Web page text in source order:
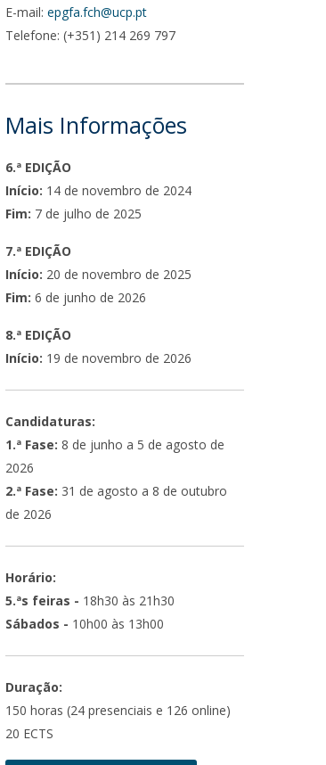
E-mail:epgfa.fch@ucp.pt
Telefone: (+351) 214 269 797
Mais Informações
6.ª EDIÇÃO
Início: 14 de novembro de 2024
Fim: 7 de julho de 2025
7.ª EDIÇÃO
Início: 20 de novembro de 2025
Fim:6 de junho de 2026
8.ª EDIÇÃO
Início: 19 de novembro de 2026
Candidaturas:
1.ª Fase:8 de junho a 5 de agosto de
2026
2.ª Fase: 31 de agosto a 8 de outubro
de 2026
Horário:
5.ªs feiras - 18h30 às 21h30
Sábados - 10h00 às 13h00
Duração:
150 horas (24 presenciais e 126 online)
20 ECTS